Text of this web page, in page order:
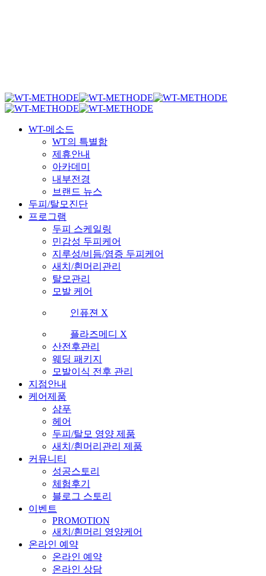
Menu
WT-메소드
WT의 특별함
제휴안내
아카데미
내부전경
브랜드 뉴스
두피/탈모진단
프로그램
두피 스케일링
민감성 두피케어
지루성/비듬/염증 두피케어
새치/흰머리관리
탈모관리
모발 케어
인퓨젼 X
플라즈메디 X
산전후관리
웨딩 패키지
모발이식 전후 관리
지점안내
케어제품
샴푸
헤어
두피/탈모 영양 제품
새치/흰머리관리 제품
커뮤니티
성공스토리
체험후기
블로그 스토리
이벤트
PROMOTION
새치/흰머리 영양케어
온라인 예약
온라인 예약
온라인 상담